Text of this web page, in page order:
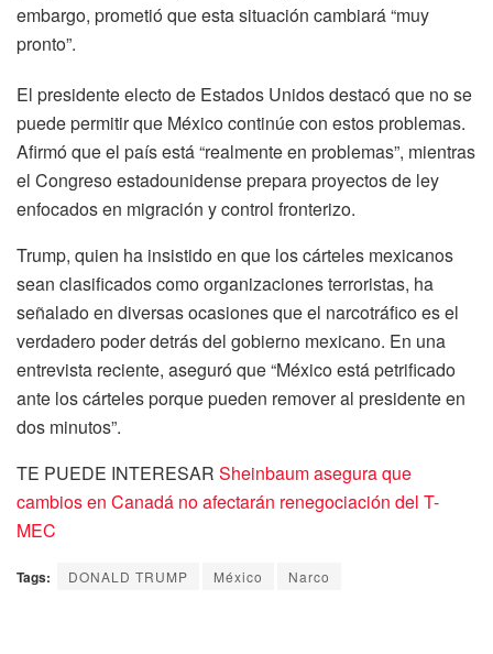
embargo, prometió que esta situación cambiará “muy
pronto”.
El presidente electo de Estados Unidos destacó que no se
puede permitir que México continúe con estos problemas.
Afirmó que el país está “realmente en problemas”, mientras
el Congreso estadounidense prepara proyectos de ley
enfocados en migración y control fronterizo.
Trump, quien ha insistido en que los cárteles mexicanos
sean clasificados como organizaciones terroristas, ha
señalado en diversas ocasiones que el narcotráfico es el
verdadero poder detrás del gobierno mexicano. En una
entrevista reciente, aseguró que “México está petrificado
ante los cárteles porque pueden remover al presidente en
dos minutos”.
TE PUEDE INTERESAR Sheinbaum asegura que
cambios en Canadá no afectarán renegociación del T-
MEC
Tags: DONALD TRUMP México Narco